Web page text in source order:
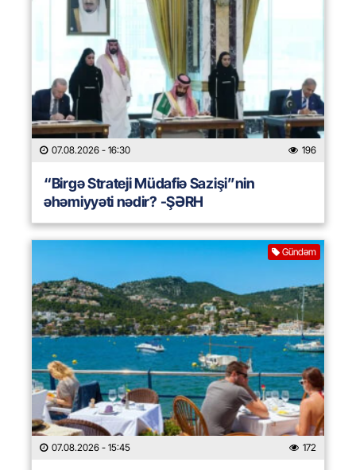
07.08.2026 - 16:30 196
“Birgə Strateji Müdafiə Sazişi”nin
əhəmiyyəti nədir? -ŞƏRH
Gündəm
07.08.2026 - 15:45 172